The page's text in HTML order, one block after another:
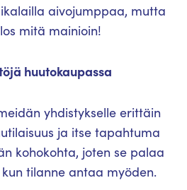
aivojumppaa, mutta
mitä mainioin!
huutokaupassa
yhdistykselle erittäin
ja itse tapahtuma
kohokohta, joten se palaa
tilanne antaa myöden.